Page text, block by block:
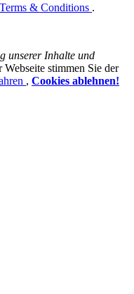
Terms & Conditions .
unserer Inhalte und
stimmen Sie der
, Cookies ablehnen!